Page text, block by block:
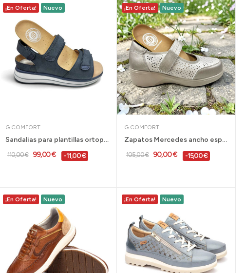
¡En Oferta! Nuevo
G COMFORT
Sandalias para plantillas ortopédicas G Comfort...
110,00 € 99,00 € -11,00 €
¡En Oferta! Nuevo
G COMFORT
Zapatos Mercedes ancho especial para plantillas...
105,00 € 90,00 € -15,00 €
¡En Oferta! Nuevo ¡En Oferta! Nuevo